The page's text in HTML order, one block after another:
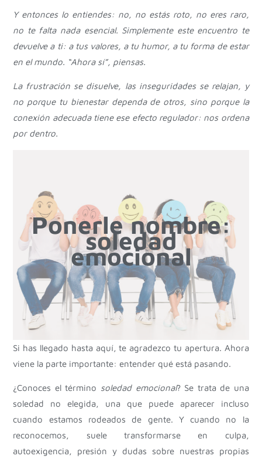
Y entonces lo entiendes: no, no estás roto, no eres raro,
no te falta nada esencial. Simplemente este encuentro te
devuelve a ti: a tus valores, a tu humor, a tu forma de estar
en el mundo. “Ahora sí”, piensas.
La frustración se disuelve, las inseguridades se relajan, y
no porque tu bienestar dependa de otros, sino porque la
conexión adecuada tiene ese efecto regulador: nos ordena
por dentro.
Ponerle nombre:
soledad
emocional
Si has llegado hasta aquí, te agradezco tu apertura. Ahora
viene la parte importante: entender qué está pasando.
¿Conoces el término soledad emocional? Se trata de una
soledad no elegida, una que puede aparecer incluso
cuando estamos rodeados de gente. Y cuando no la
reconocemos, suele transformarse en culpa,
autoexigencia, presión y dudas sobre nuestras propias